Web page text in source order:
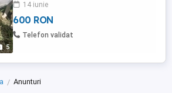
5
14 iunie
600 RON
Telefon validat
Anunturi